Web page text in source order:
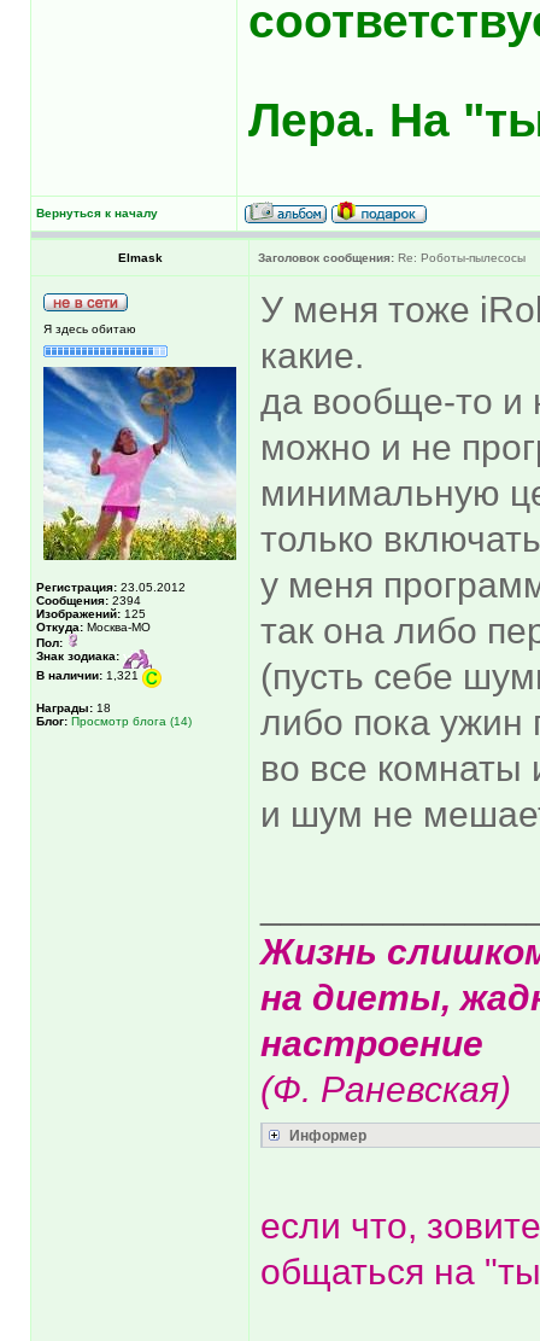
Лера. На
Вернуться к началу
Elmask Заголовок сообщения: Re: Роботы-пылесосы
Я здесь обитаю
Регистрация: 23.05.2012
Сообщения: 2394
Изображений: 125
Откуда: Москва-МО
Пол:
Знак зодиака:
В наличии: 1,321
Награды: 18
Блог: Просмотр блога (14)
У меня тоже
какие.
да вообще-то и
можно и не
минимальную
только
у меня
так она либо
(пусть себе
либо пока ужин
во все комнаты
и шум не
Жизнь
на диеты,
настроение
(Ф. Раневская)
Информер
если что,
общаться на